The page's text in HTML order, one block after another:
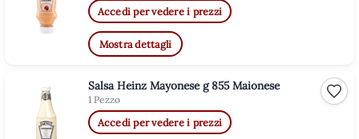
Accedi per vedere i prezzi
Mostra dettagli
Salsa Heinz Mayonese g 855 Maionese
1 Pezzo
Accedi per vedere i prezzi